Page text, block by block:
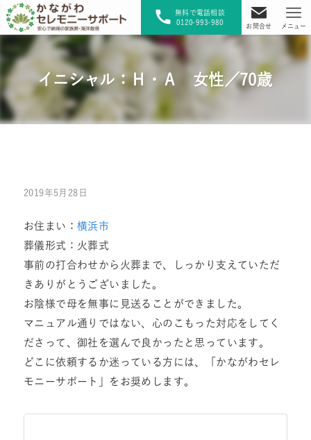
無料で電話相談
0120-993-980
お問合せ メニュー
イニシャル：Ｈ・Ａ 女性／70歳
2019年5月28日
お住まい： 横浜市
葬儀形式：火葬式
事前の打合わせから火葬まで、しっかり支えていただ
きありがとうございました。
お陰様で母を無事に見送ることができました。
マニュアル通りではない、心のこもった対応をしてく
ださって、御社を選んで良かったと思っています。
どこに依頼するか迷っている方には、「かながわセレ
モニーサポート」をお奨めします。